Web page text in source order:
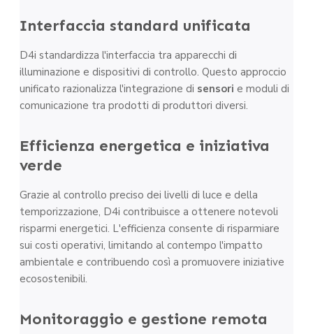
Interfaccia standard unificata
D4i standardizza l'interfaccia tra apparecchi di
illuminazione e dispositivi di controllo. Questo approccio
unificato razionalizza l'integrazione di sensori e moduli di
comunicazione tra prodotti di produttori diversi.
Efficienza energetica e iniziativa
verde
Grazie al controllo preciso dei livelli di luce e della
temporizzazione, D4i contribuisce a ottenere notevoli
risparmi energetici. L'efficienza consente di risparmiare
sui costi operativi, limitando al contempo l'impatto
ambientale e contribuendo così a promuovere iniziative
ecosostenibili.
Monitoraggio e gestione remota